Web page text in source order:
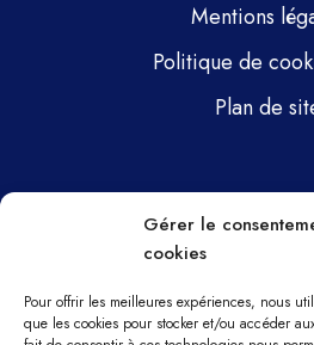
Gérer le
cookies
Pour offrir les meilleures expériences, nous
que les cookies pour stocker et/ou accéder
Mentions
Politique de
Plan de
Gsti
Gsti